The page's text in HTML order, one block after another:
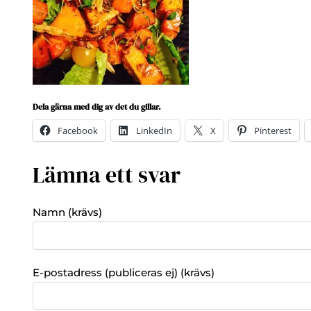
Dela gärna med dig av det du gillar.
Facebook LinkedIn X Pinterest
Lämna ett svar
Namn (krävs)
E-postadress (publiceras ej) (krävs)